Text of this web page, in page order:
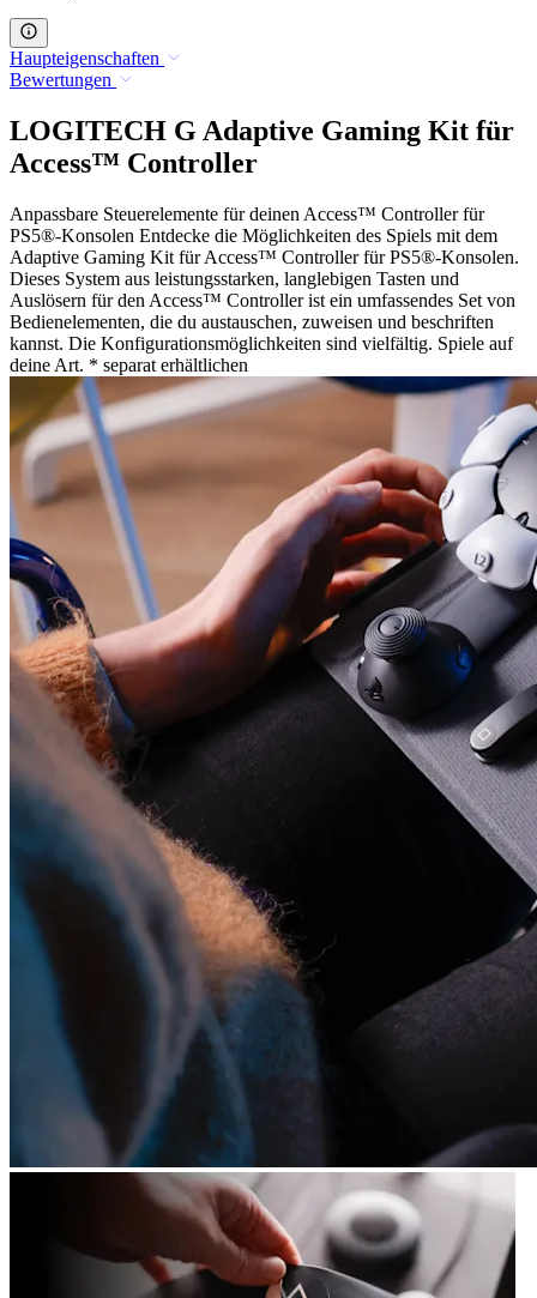
Haupteigenschaften
Bewertungen
LOGITECH G Adaptive Gaming Kit für
Access™ Controller
Anpassbare Steuerelemente für deinen Access™ Controller für
PS5®-Konsolen Entdecke die Möglichkeiten des Spiels mit dem
Adaptive Gaming Kit für Access™ Controller für PS5®-Konsolen.
Dieses System aus leistungsstarken, langlebigen Tasten und
Auslösern für den Access™ Controller ist ein umfassendes Set von
Bedienelementen, die du austauschen, zuweisen und beschriften
kannst. Die Konfigurationsmöglichkeiten sind vielfältig. Spiele auf
deine Art. * separat erhältlichen